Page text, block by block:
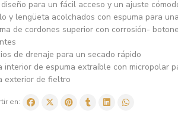
diseño para un fácil acceso y un ajuste
y lengüeta acolchados con espuma para
de cordones superior con corrosión-
de drenaje para un secado rápido
interior de espuma extraíble con micropolar
exterior de fieltro
en: